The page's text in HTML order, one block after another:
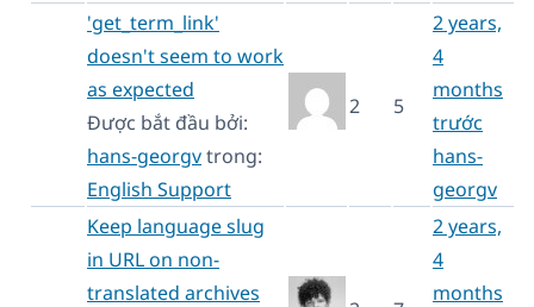
'get_term_link'
doesn't seem to work
as expected
Được bắt đầu bởi:
hans-georgvtrong:
English Support
2 5
2 years,
4
months
trước
hans-
georgv
Keep language slug
in URL on non-
translated archives
2 years,
4
months